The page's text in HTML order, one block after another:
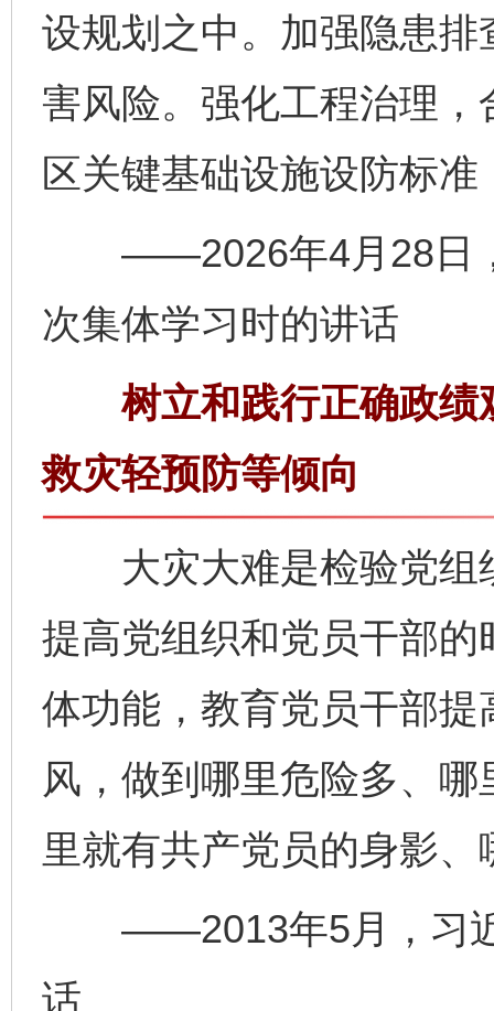
设规划之中。加强隐患
害风险。强化工程治理
区关键基础设施设防标
——2026年4月28日，
次集体学习时的讲话
树立和践行正确政绩
救灾轻预防等倾向
大灾大难是检验党组
提高党组织和党员干部
体功能，教育党员干部
风，做到哪里危险多、
里就有共产党员的身影
——2013年5月，习近
话